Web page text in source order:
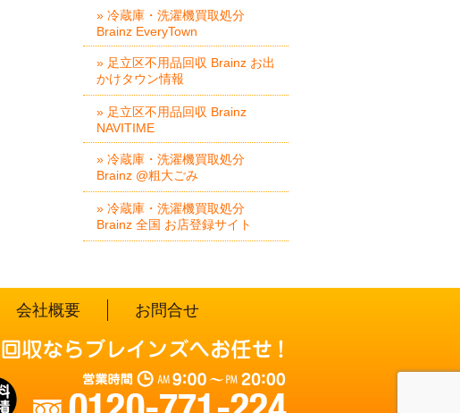
» 冷蔵庫・洗濯機買取処分
Brainz EveryTown
» 足立区不用品回収 Brainz お出
かけタウン情報
» 足立区不用品回収 Brainz
NAVITIME
» 冷蔵庫・洗濯機買取処分
Brainz @粗大ごみ
» 冷蔵庫・洗濯機買取処分
Brainz 全国 お店登録サイト
会社概要 お問合せ